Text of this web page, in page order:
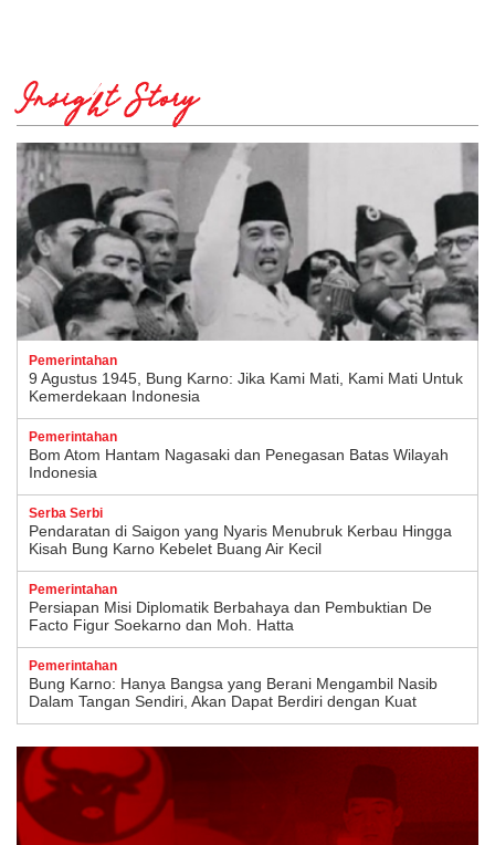
Insight Story
Pemerintahan
9 Agustus 1945, Bung Karno: Jika Kami Mati, Kami Mati Untuk
Kemerdekaan Indonesia
Pemerintahan
Bom Atom Hantam Nagasaki dan Penegasan Batas Wilayah
Indonesia
Serba Serbi
Pendaratan di Saigon yang Nyaris Menubruk Kerbau Hingga
Kisah Bung Karno Kebelet Buang Air Kecil
Pemerintahan
Persiapan Misi Diplomatik Berbahaya dan Pembuktian De
Facto Figur Soekarno dan Moh. Hatta
Pemerintahan
Bung Karno: Hanya Bangsa yang Berani Mengambil Nasib
Dalam Tangan Sendiri, Akan Dapat Berdiri dengan Kuat